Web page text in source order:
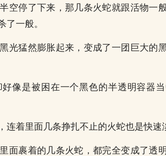
空停了下来，那几条火蛇就跟活物一
了一般。
光猛然膨胀起来，变成了一团巨大的
像是被困在一个黑色的半透明容器
连着里面几条挣扎不止的火蛇也是快速
面裹着的几条火蛇，都完全变成了透